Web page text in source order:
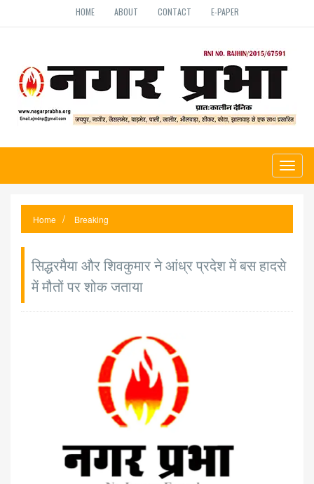
HOME ABOUT CONTACT E-PAPER
Home Breaking
सिद्धरमैया और शिवकुमार ने आंध्र प्रदेश में बस हादसे
में मौतों पर शोक जताया